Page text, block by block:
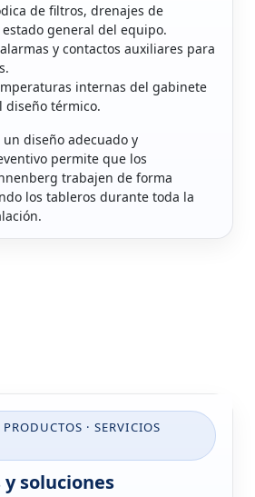
de filtros, drenajes de
general del equipo.
y contactos auxiliares para
internas del gabinete
diseño térmico.
diseño adecuado y
permite que los
trabajen de forma
los tableros durante toda la
PRODUCTOS · SERVICIOS
soluciones